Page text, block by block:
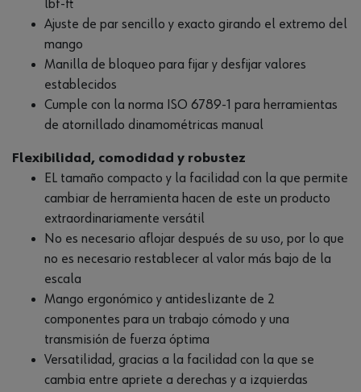
lbf-ft
Ajuste de par sencillo y exacto girando el extremo del
mango
Manilla de bloqueo para fijar y desfijar valores
establecidos
Cumple con la norma ISO 6789-1 para herramientas
de atornillado dinamométricas manual
Flexibilidad, comodidad y robustez
EL tamaño compacto y la facilidad con la que permite
cambiar de herramienta hacen de este un producto
extraordinariamente versátil
No es necesario aflojar después de su uso, por lo que
no es necesario restablecer al valor más bajo de la
escala
Mango ergonómico y antideslizante de 2
componentes para un trabajo cómodo y una
transmisión de fuerza óptima
Versatilidad, gracias a la facilidad con la que se
cambia entre apriete a derechas y a izquierdas